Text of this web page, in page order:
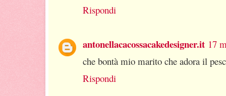
Rispondi
antonellacacossacakedesigner.it 17
che bontà mio marito che adora il
Rispondi